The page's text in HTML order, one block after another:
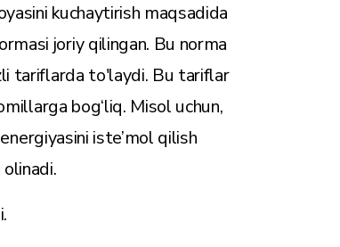
kuchaytirish maqsadida
joriy qilingan. Bu norma
tariflarda to'laydi. Bu tariflar
bog‘liq. Misol uchun,
iste’mol qilish